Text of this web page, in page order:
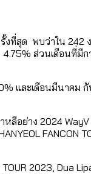
งที่สุด พบว่าใน 242
ส่วนเดือนที่มี
และเดือนมีนาคม
อย่าง 2024 WayV
FANCON
TOUR 2023, Dua